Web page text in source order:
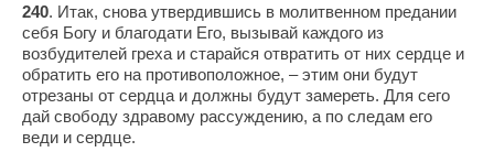
240. Итак, снова утвердившись в молитвенном предании
себя Богу и благодати Его, вызывай каждого из
возбудителей греха и старайся отвратить от них сердце и
обратить его на противоположное, – этим они будут
отрезаны от сердца и должны будут замереть. Для сего
дай свободу здравому рассуждению, а по следам его
веди и сердце.